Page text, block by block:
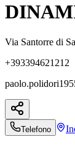
Via Santorre di
+393394621212
Telefono